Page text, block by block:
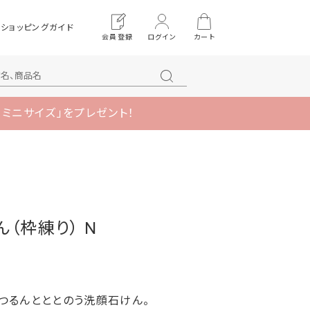
ショッピングガイド
会員登録 ログイン カート
ニサイズ」をプレゼント！
枠練り） N
るんとととのう洗顔石けん。